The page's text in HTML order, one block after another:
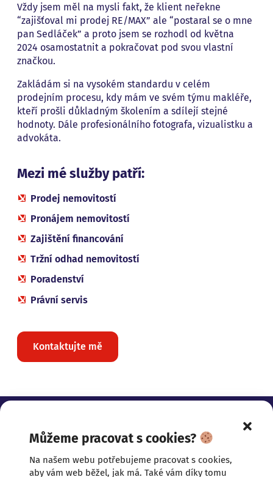
Můžeme pracovat s cookies?
Na našem webu potřebujeme pracovat s cookies,
aby vám web běžel, jak má. Také vám díky tomu
Vždy jsem měl na mysli fakt, že klient neřekne
“zajišťoval mi prodej RE/MAX” ale “postaral se o mne
pan Sedláček” a proto jsem se rozhodl od května
2024 osamostatnit a pokračovat pod svou vlastní
značkou.
Zakládám si na vysokém standardu v celém
prodejním procesu, kdy mám ve svém týmu makléře,
kteří prošli důkladným školením a sdílejí stejné
hodnoty. Dále profesionálního fotografa, vizualistku a
advokáta.
Mezi mé služby patří:
Prodej nemovitostí
Pronájem nemovitostí
Zajištění financování
Tržní odhad nemovitostí
Poradenství
Právní servis
Kontaktujte mě
ZASLOUŽÍTE SI NĚCO
prezentace nemovitostí
komunikace